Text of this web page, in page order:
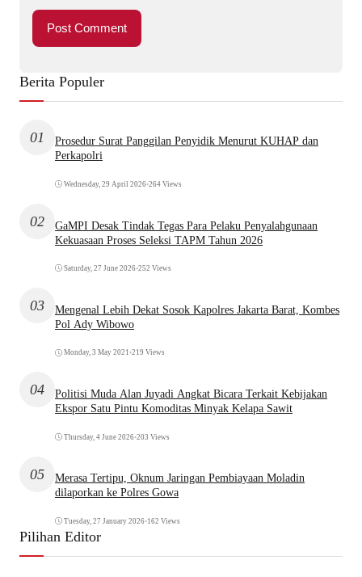
Berita Populer
01
Prosedur Surat Panggilan Penyidik Menurut KUHAP dan
Perkapolri
Wednesday, 29 April 2026•264 Views
02
GaMPI Desak Tindak Tegas Para Pelaku Penyalahgunaan
Kekuasaan Proses Seleksi TAPM Tahun 2026
Saturday, 27 June 2026•252 Views
03
Mengenal Lebih Dekat Sosok Kapolres Jakarta Barat, Kombes
Pol Ady Wibowo
Monday, 3 May 2021 •219 Views
04
Politisi Muda Alan Juyadi Angkat Bicara Terkait Kebijakan
Ekspor Satu Pintu Komoditas Minyak Kelapa Sawit
Thursday, 4 June 2026•203 Views
05
Merasa Tertipu, Oknum Jaringan Pembiayaan Moladin
dilaporkan ke Polres Gowa
Tuesday, 27 January 2026•162 Views
Pilihan Editor